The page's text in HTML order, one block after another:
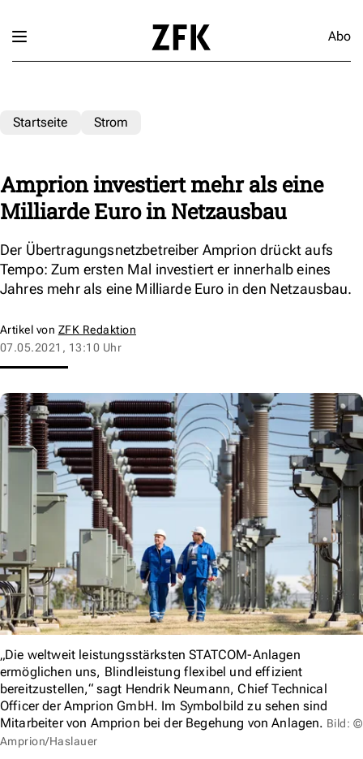
Abo
Startseite Strom
Amprion investiert mehr als eine
Milliarde Euro in Netzausbau
Der Übertragungsnetzbetreiber Amprion drückt aufs
Tempo: Zum ersten Mal investiert er innerhalb eines
Jahres mehr als eine Milliarde Euro in den Netzausbau.
Artikel von ZFK Redaktion
07.05.2021, 13:10 Uhr
„Die weltweit leistungsstärksten STATCOM-Anlagen
ermöglichen uns, Blindleistung flexibel und effizient
bereitzustellen,“ sagt Hendrik Neumann, Chief Technical
Officer der Amprion GmbH. Im Symbolbild zu sehen sind
Mitarbeiter von Amprion bei der Begehung von Anlagen. Bild: ©
Amprion/Haslauer